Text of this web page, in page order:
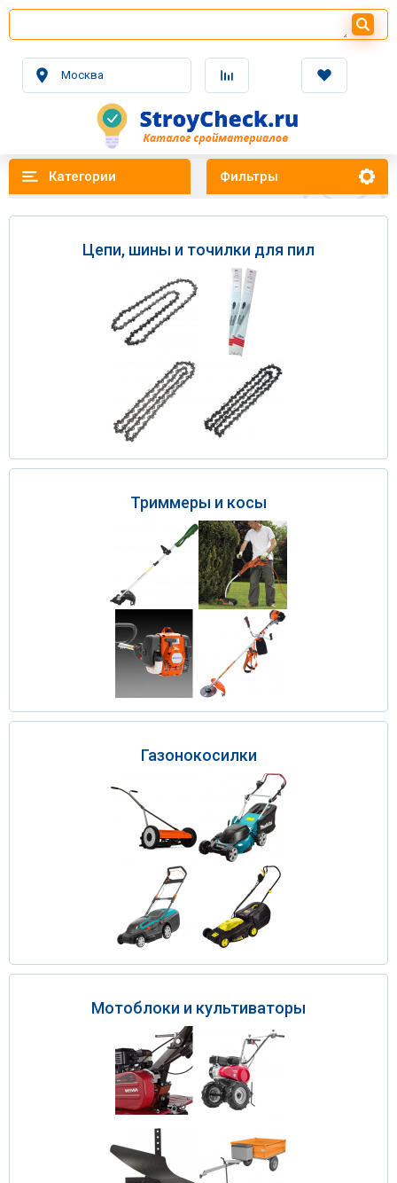
Москва
Фильтры
Категории
Цепи, шины и точилки для пил
Триммеры и косы
Газонокосилки
Мотоблоки и культиваторы